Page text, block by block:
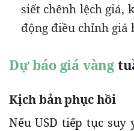
siết chênh lệch giá,
động điều chỉnh giá
Dự báo giá vàng
Kịch bản phục hồi
Nếu USD tiếp tục